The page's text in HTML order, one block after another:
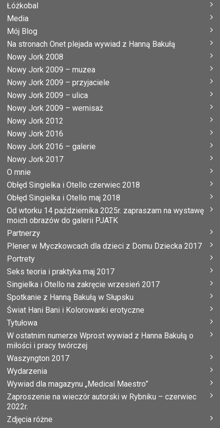
Łóżkobal
Media
Mój Blog
Na stronach Onet plejada wywiad z Hanną Bakułą
Nowy Jork 2008
Nowy Jork 2009 – muzea
Nowy Jork 2009 – przyjaciele
Nowy Jork 2009 – ulica
Nowy Jork 2009 – wernisaż
Nowy Jork 2012
Nowy Jork 2016
Nowy Jork 2016 – galerie
Nowy Jork 2017
O mnie
Obłęd Singielka i Otello czerwiec 2018
Obłęd Singielka i Otello maj 2018
Od wtorku 14 października 2025r. zapraszam na wystawę
moich obrazów do galerii PJATK
Partnerzy
Plener w Myczkowcach dla dzieci z Domu Dziecka 2017
Portrety
Seks teoria i praktyka maj 2017
Singielka i Otello na zakręcie wrzesień 2017
Spotkanie z Hanną Bakułą w Słupsku
Świat Hani Bani i Kolorowanki erotyczne
Tytułowa
W ostatnim numerze Wprost wywiad z Hanna Bakułą o
miłości i pracy twórczej
Waszyngton 2017
Wydarzenia
Wywiad dla magazynu „Medical Maestro”
Zaproszenie na wieczór autorski w Rybniku – czerwiec
2022r.
Zdjęcia różne